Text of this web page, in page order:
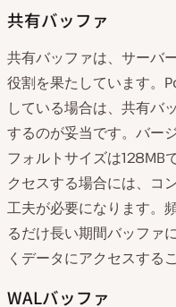
共有バッファ
共有バッファは、サーバ
役割を果たしています。
している場合は、共有バ
するのが妥当です。バー
フォルトサイズは128MB
クセスする場合には、コ
工夫が必要になります。
るだけ長い期間バッファ
くデータにアクセスする
WALバッファ